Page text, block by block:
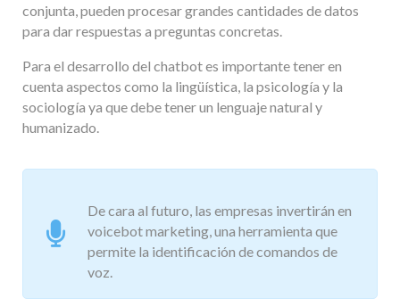
conjunta, pueden procesar grandes cantidades de datos
para dar respuestas a preguntas concretas.
Para el desarrollo del chatbot es importante tener en
cuenta aspectos como la lingüística, la psicología y la
sociología ya que debe tener un lenguaje natural y
humanizado.
De cara al futuro, las empresas invertirán en
voicebot marketing, una herramienta que
permite la identificación de comandos de
voz.